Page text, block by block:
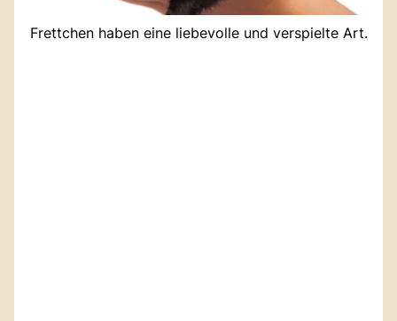
Frettchen haben eine liebevolle und verspielte Art.